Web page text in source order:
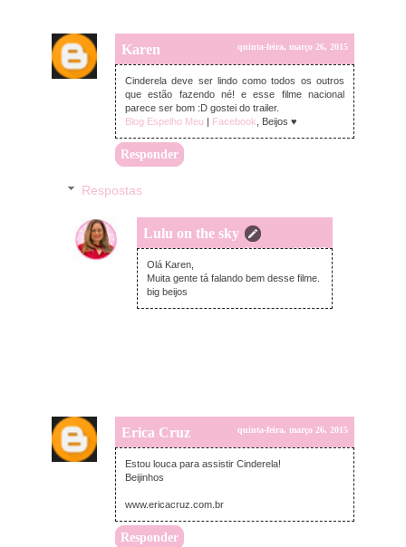
Karen quinta-feira, março 26, 2015
Cinderela deve ser lindo como todos os outros
que estão fazendo né! e esse filme nacional
parece ser bom :D gostei do trailer.
Blog Espelho Meu | Facebook , Beijos ♥
Responder
Respostas
Lulu on the sky
quinta-feira, março 26, 2015
Olá Karen,
Muita gente tá falando bem desse filme.
big beijos
Erica Cruz quinta-feira, março 26, 2015
Estou louca para assistir Cinderela!
Beijinhos
www.ericacruz.com.br
Responder